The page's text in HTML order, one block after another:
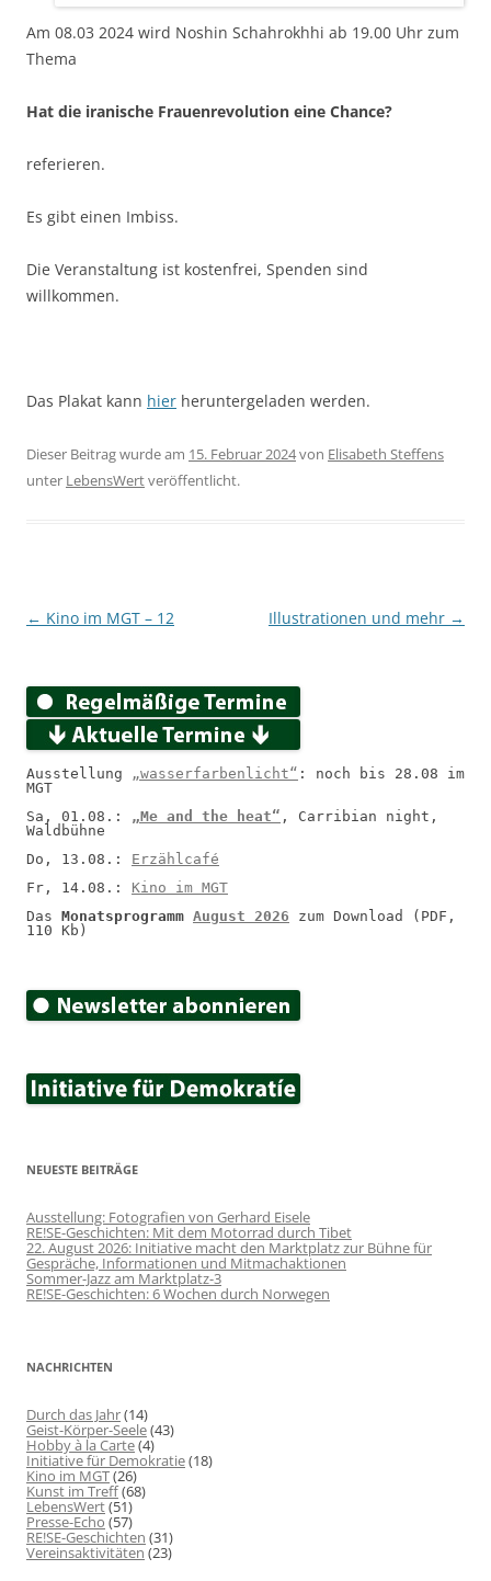
Am 08.03 2024 wird Noshin Schahrokhhi ab 19.00 Uhr zum
Thema
Hat die iranische Frauenrevolution eine Chance?
referieren.
Es gibt einen Imbiss.
Die Veranstaltung ist kostenfrei, Spenden sind
willkommen.
Das Plakat kann hier heruntergeladen werden.
Dieser Beitrag wurde am 15. Februar 2024von Elisabeth Steffens
unter LebensWertveröffentlicht.
Beitragsnavigation
← Kino im MGT – 12 Illustrationen und mehr →
Ausstellung „wasserfarbenlicht“ : noch bis 28.08 im
MGT
Sa, 01.08.: „Me and the heat“ , Carribian night,
Waldbühne
Do, 13.08.: Erzählcafé
Fr, 14.08.: Kino im MGT
Das Monatsprogramm August 2026 zum Download (PDF,
110 Kb)
NEUESTE BEITRÄGE
Ausstellung: Fotografien von Gerhard Eisele
RE!SE-Geschichten: Mit dem Motorrad durch Tibet
22. August 2026: Initiative macht den Marktplatz zur Bühne für
Gespräche, Informationen und Mitmachaktionen
Sommer-Jazz am Marktplatz-3
RE!SE-Geschichten: 6 Wochen durch Norwegen
NACHRICHTEN
Durch das Jahr(14)
Geist-Körper-Seele(43)
Hobby à la Carte(4)
Initiative für Demokratie(18)
Kino im MGT(26)
Kunst im Treff(68)
LebensWert(51)
Presse-Echo (57)
RE!SE-Geschichten (31)
Vereinsaktivitäten (23)